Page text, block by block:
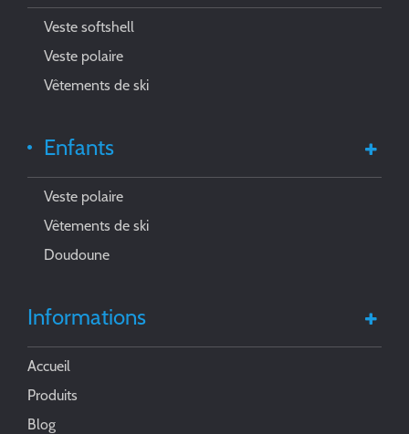
Veste softshell
Veste polaire
Vêtements de ski
Enfants
Veste polaire
Vêtements de ski
Doudoune
Informations
Accueil
Produits
Blog